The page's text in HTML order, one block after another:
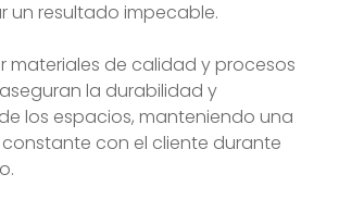
un resultado impecable.
materiales de calidad y procesos
la durabilidad y
los espacios, manteniendo una
con el cliente durante